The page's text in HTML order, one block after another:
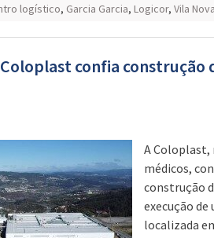
logístico, Garcia Garcia, Logicor, Vila
confia construção
A Coloplast,
médicos,
construção
execução de
localizada